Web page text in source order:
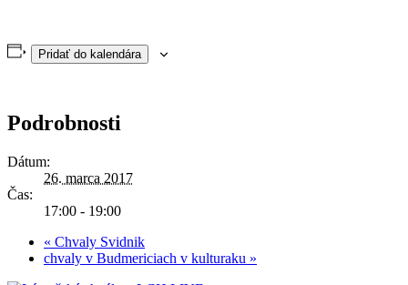
Pridať do kalendára
Podrobnosti
Dátum:
26. marca 2017
Čas:
17:00 - 19:00
« Chvaly Svidnik
chvaly v Budmericiach v kulturaku »